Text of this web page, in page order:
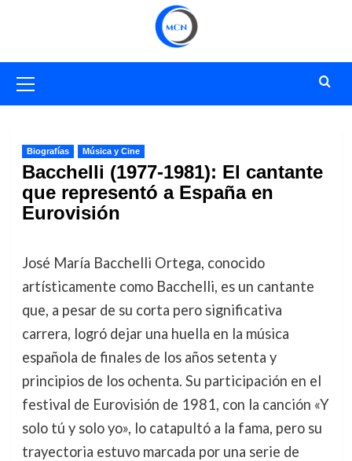
primario
Biografías Música y Cine
Bacchelli (1977-1981): El cantante
que representó a España en
Eurovisión
José María Bacchelli Ortega, conocido
artísticamente como Bacchelli, es un cantante
que, a pesar de su corta pero significativa
carrera, logró dejar una huella en la música
española de finales de los años setenta y
principios de los ochenta. Su participación en el
festival de Eurovisión de 1981, con la canción «Y
solo tú y solo yo», lo catapultó a la fama, pero su
trayectoria estuvo marcada por una serie de